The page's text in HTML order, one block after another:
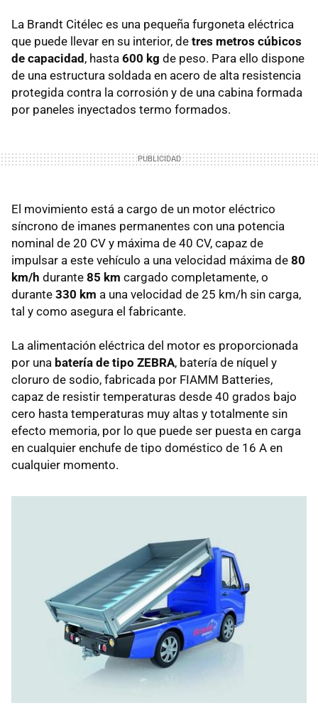
La Brandt Citélec es una pequeña furgoneta eléctrica
que puede llevar en su interior, de tres metros cúbicos
de capacidad , hasta 600 kg de peso. Para ello dispone
de una estructura soldada en acero de alta resistencia
protegida contra la corrosión y de una cabina formada
por paneles inyectados termo formados.
El movimiento está a cargo de un motor eléctrico
síncrono de imanes permanentes con una potencia
nominal de 20 CV y máxima de 40 CV, capaz de
impulsar a este vehículo a una velocidad máxima de 80
km/h durante 85 km cargado completamente, o
durante 330 km a una velocidad de 25 km/h sin carga,
tal y como asegura el fabricante.
La alimentación eléctrica del motor es proporcionada
por una batería de tipo ZEBRA, batería de níquel y
cloruro de sodio, fabricada por FIAMM Batteries,
capaz de resistir temperaturas desde 40 grados bajo
cero hasta temperaturas muy altas y totalmente sin
efecto memoria, por lo que puede ser puesta en carga
en cualquier enchufe de tipo doméstico de 16 A en
cualquier momento.